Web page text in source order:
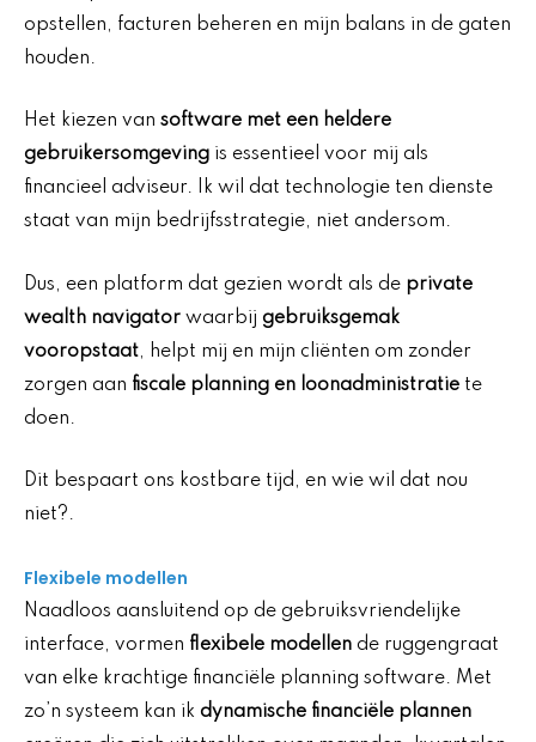
opstellen, facturen beheren en mijn balans in de gaten
houden.
Het kiezen van software met een heldere
gebruikersomgeving is essentieel voor mij als
financieel adviseur. Ik wil dat technologie ten dienste
staat van mijn bedrijfsstrategie, niet andersom.
Dus, een platform dat gezien wordt als de private
wealth navigator waarbij gebruiksgemak
vooropstaat, helpt mij en mijn cliënten om zonder
zorgen aan fiscale planning en loonadministratie te
doen.
Dit bespaart ons kostbare tijd, en wie wil dat nou
niet?.
Flexibele modellen
Naadloos aansluitend op de gebruiksvriendelijke
interface, vormen flexibele modellen de ruggengraat
van elke krachtige financiële planning software. Met
zo’n systeem kan ik dynamische financiële plannen